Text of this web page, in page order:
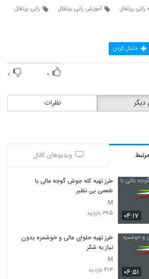
رانی پرتقال آموزش رانی پرتقال رانی پرتقال
دنبال کردن
۰ ۰
نظرات دیگر
ویدیوهای کانال
۰۴:۱۷
طرز تهیه کله جوش گوجه عالی با
طعمی بی نظیر
M
۳۸۵ بازدید
۰۶:۵۱
طرز تهیه حلوای عالی و خوشمزه بدون
نیاز به شکر
M
۴۱۳ بازدید